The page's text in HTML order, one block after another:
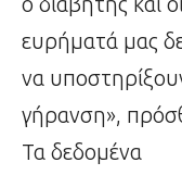
ευρήματά μας
να
γήρανση»,
Τα δεδομένα